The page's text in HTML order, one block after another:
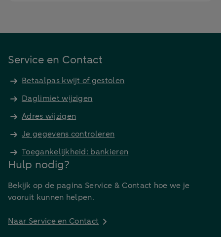
Service en Contact
Betaalpas kwijt of gestolen
Daglimiet wijzigen
Adres wijzigen
Je gegevens controleren
Toegankelijkheid: bankieren
Hulp nodig?
Bekijk op de pagina Service & Contact hoe we je
vooruit kunnen helpen.
Naar Service en Contact